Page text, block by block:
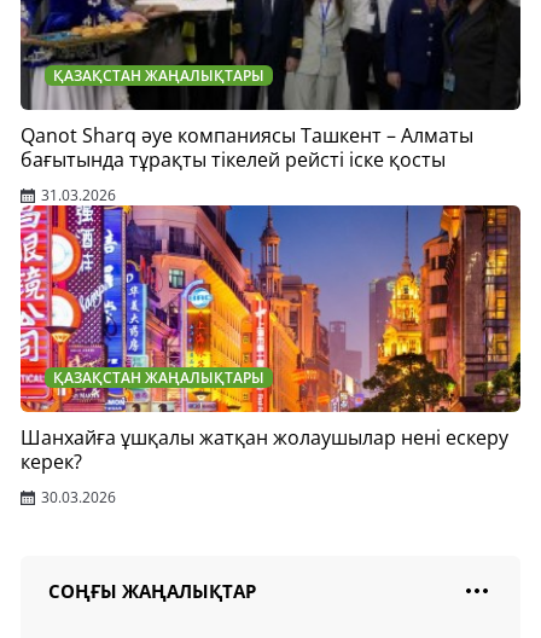
ҚАЗАҚСТАН ЖАҢАЛЫҚТАРЫ
Qanot Sharq әуе компаниясы Ташкент – Алматы
бағытында тұрақты тікелей рейсті іске қосты
31.03.2026
ҚАЗАҚСТАН ЖАҢАЛЫҚТАРЫ
Шанхайға ұшқалы жатқан жолаушылар нені ескеру
керек?
30.03.2026
СОҢҒЫ ЖАҢАЛЫҚТАР